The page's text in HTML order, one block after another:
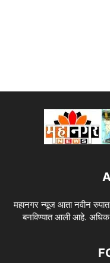
महानगर न्यूज आता नवीन
बनविण्यात आली आहे.